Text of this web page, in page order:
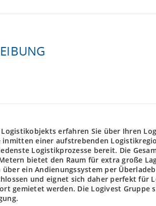
Logistikobjekts erfahren Sie über Ihren
einer aufstrebenden
Logistikprozesse bereit. Die
bietet den Raum für extra große
über ein Andienungssystem per
und eignet sich daher perfekt
gemietet werden. Die Logivest Gruppe